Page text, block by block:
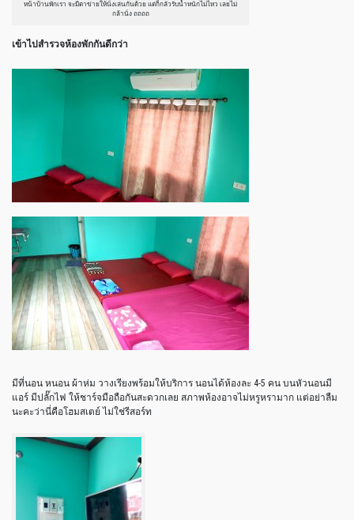
หน้าบ้านพักเรา จะมีตาข่ายให้นั่งเล่นกันด้วย แต่ก็กลัวรับน้ำหนักไม่ไหว เลยไม่
กล้านั่ง ถถถถ
เข้าไปสำรวจห้องพักกันดีกว่า
มีที่นอน หนอน ผ้าห่ม วางเรียงพร้อมให้บริการ นอนได้ห้องละ 4-5 คน บนหัวนอนมี
แอร์ มีปลั๊กไฟ ให้ชาร์จมือถือกันสะดวกเลย สภาพห้องอาจไม่หรูหรามาก แต่อย่าลืม
นะคะว่านี่คือโฮมสเตย์ ไม่ใช่รีสอร์ท